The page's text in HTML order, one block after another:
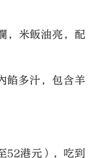
米飯油亮，配
餡多汁，包含羊
52港元），吃到